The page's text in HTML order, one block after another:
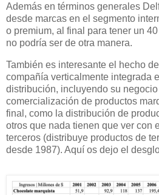
Además en términos generales
desde marcas en el segmento
o premium, al final para tener un
no podría ser de otra manera.
También es interesante el hecho
compañía verticalmente integrada
distribución, incluyendo su negocio
comercialización de productos
final, como la distribución de
otros que nada tienen que ver con
terceros (distribuye productos de
desde 1987). Aquí os dejo el